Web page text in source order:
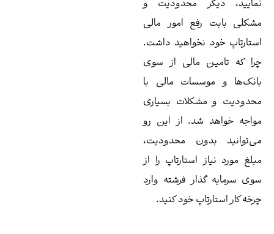
دیگر محدودیت و
بابت رفع امور مالی
خود نخواهید داشت.
که تامین مالی از سوی
و موسسات مالی با
و مشکلات بسیاری
خواهد شد. از این رو
بدون محدودیت،
مورد نیاز استارتاپ را از
سرمایه گذار فرشته وارد
کار استارتاپ خود کنید.